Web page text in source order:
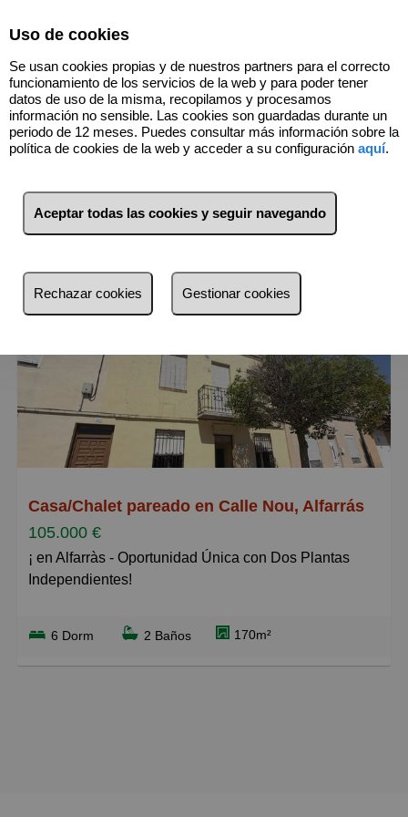
1 Inmuebles Alfarrás (Lleida)
más reciente
Menos reciente
Caros
Pequeños
Grandes
Casa/Chalet pareado en Calle Nou, Alfarrás
105.000 €
¡ en Alfarràs - Oportunidad Única con Dos Plantas
Independientes!
¡Descubre esta excepcional casa en Alfarràs que te
ofrece múltiples posibilidades! Se trata de una
vivienda con dos plantas completamente
6 Dorm 2 Baños 170m²
Uso de cookies
Se usan cookies propias y de nuestros partners para el correcto
funcionamiento de los servicios de la web y para poder tener
datos de uso de la misma, recopilamos y procesamos
información no sensible. Las cookies son guardadas durante un
periodo de 12 meses. Puedes consultar más información sobre la
política de cookies de la web y acceder a su configuración aquí.
Aceptar todas las cookies y seguir navegando
Rechazar cookies Gestionar cookies